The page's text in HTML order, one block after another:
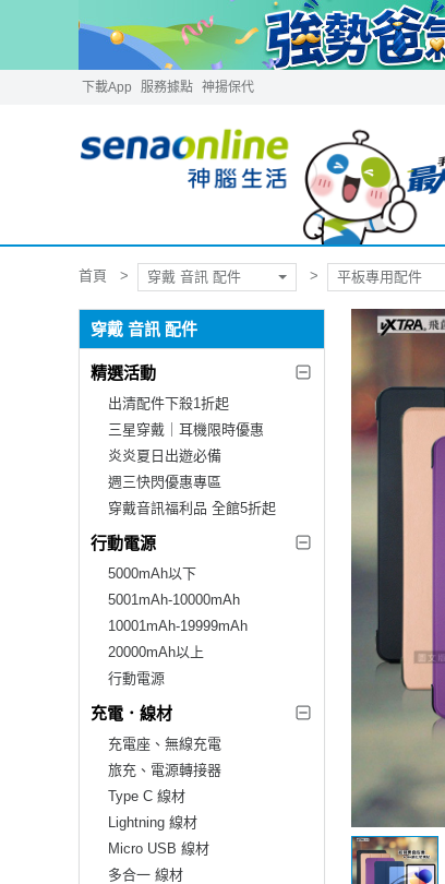
下載App 服務據點 神揚保代
首頁 穿戴 音訊 配件 平板專用配件
穿戴 音訊 配件
精選活動
出清配件下殺1折起
三星穿戴｜耳機限時優惠
炎炎夏日出遊必備
週三快閃優惠專區
穿戴音訊福利品 全館5折起
行動電源
5000mAh以下
5001mAh-10000mAh
10001mAh-19999mAh
20000mAh以上
行動電源
充電．線材
充電座、無線充電
旅充、電源轉接器
Type C 線材
Lightning 線材
Micro USB 線材
多合一 線材